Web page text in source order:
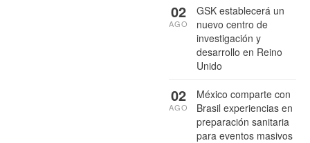
GSK establecerá un
nuevo centro de
investigación y
desarrollo en Reino
Unido
02
AGO
México comparte con
Brasil experiencias en
preparación sanitaria
para eventos masivos
02
AGO